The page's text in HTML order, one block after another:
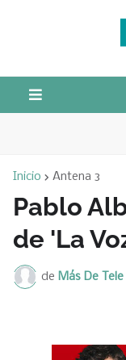
Inicio Antena 3
Pablo
de 'La
de Más De Tele